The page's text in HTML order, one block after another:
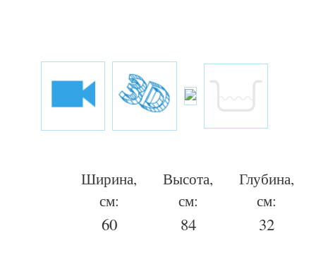
Ширина,
см:
60
Высота,
см:
84
Глубина,
см:
32